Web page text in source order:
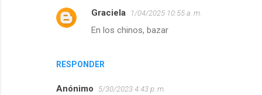
RESPONDER
Graciela 1/04/2025 10:55 a. m.
En los chinos, bazar
Anónimo 5/30/2023 4:43 p. m.